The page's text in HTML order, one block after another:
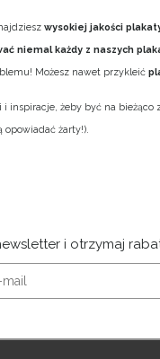
wysokiej jakości
niemal każdy z naszych
Możesz nawet przykleić
i inspiracje, żeby być na
opowiadać żarty!).
i otrzymaj